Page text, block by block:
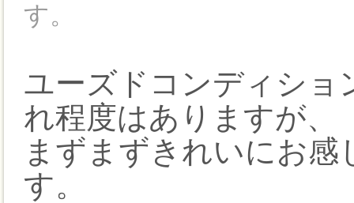
す。
ユーズドコンディショ
れ程度はありますが、
まずまずきれいにお
す。